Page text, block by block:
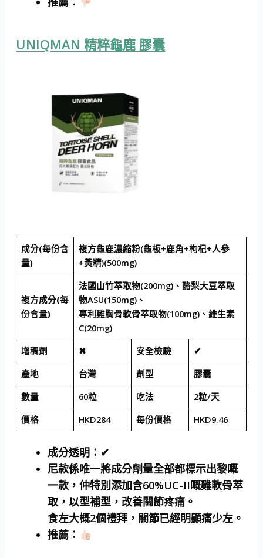
UNIQMAN 精粹龜鹿 膠囊
成分(每份含
量)
複方龜鹿濃縮粉(龜板+鹿角+枸杞+人參
+黃精)(500mg)
複方成分(每
份含量)
法國山竹萃取物(200mg)、酪梨大豆萃取
物ASU(150mg)、
專利雞胸骨軟骨萃取物(100mg)、維生素
C(20mg)
增稠劑
✖ 安全檢驗
✔
產地
台灣 劑型
膠囊
數量
60粒 吃法
2粒/天
價格
HKD284 每份價格 HKD9.46
成分透明 ：✔
尼款係唯一將成分劑量全部都標示出黎嘅
一款，仲特別添加含60%UC-II嘅雞軟骨萃
取，以型補型，改善關節疼痛。
食左大概2個禮拜，關節已經明顯痛少左。
推薦 ：